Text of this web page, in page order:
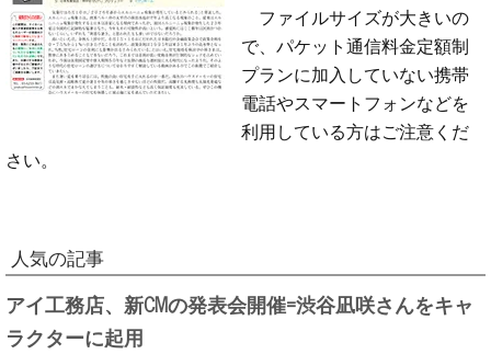
ファイルサイズが大きいの
で、パケット通信料金定額制
プランに加入していない携帯
電話やスマートフォンなどを
利用している方はご注意くだ
さい。
人気の記事
アイ工務店、新CMの発表会開催=渋谷凪咲さんをキャ
ラクターに起用